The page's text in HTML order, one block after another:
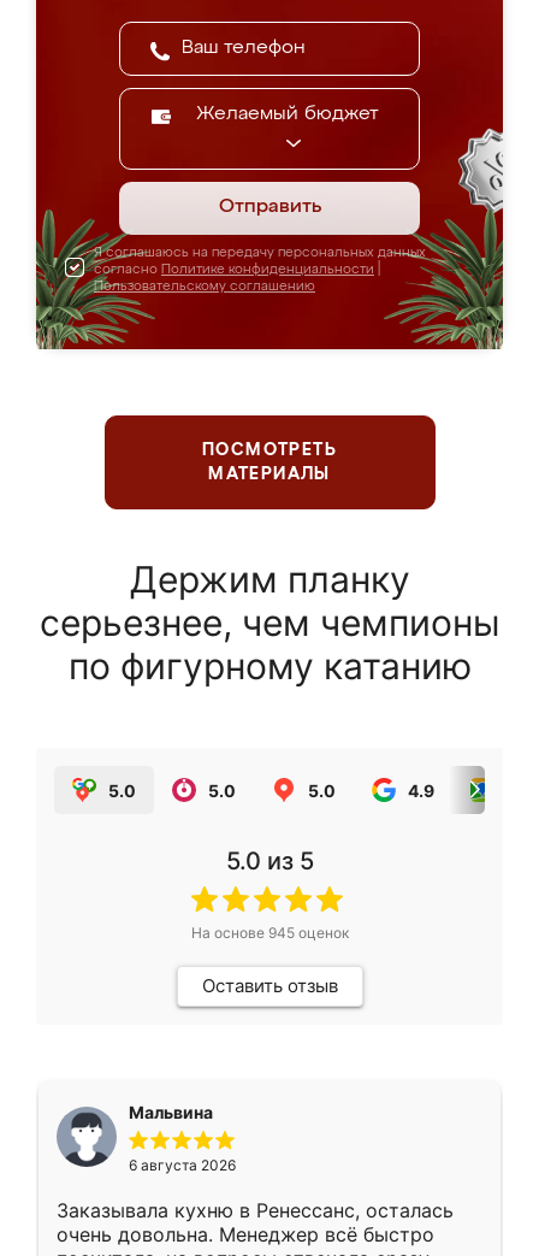
Желаемый бюджет
Отправить
Я соглашаюсь на передачу персональных данных
согласно Политике конфиденциальности
Пользовательскому соглашению
ПОСМОТРЕТЬ
МАТЕРИАЛЫ
Держим планку
серьезнее, чем чемпионы
по фигурному катанию
5.0 5.0 5.0 4.9
5.0 из 5
На основе 945оценок
Оставить отзыв
Мальвина
6 августа 2026
Заказывала кухню в Ренессанс, осталась
очень довольна. Менеджер всё быстро